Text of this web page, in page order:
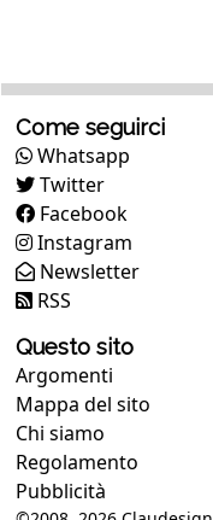
Come seguirci
Whatsapp
Twitter
Facebook
Instagram
Newsletter
RSS
Questo sito
Argomenti
Mappa del sito
Chi siamo
Regolamento
Pubblicità